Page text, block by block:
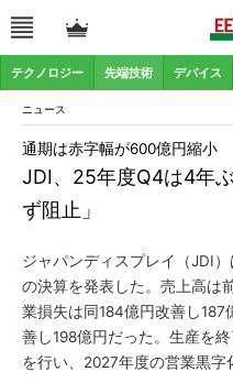
テクノロジー 先端技術 デバイス
ニュース
JDI、25年度Q4は4年
ず阻止」
通期は赤字幅が600億円縮小
ジャパンディスプレイ（JDI
の決算を発表した。売上高は
業損失は同184億円改善し
善し198億円だった。生産を
を行い、2027年度の営業黒字